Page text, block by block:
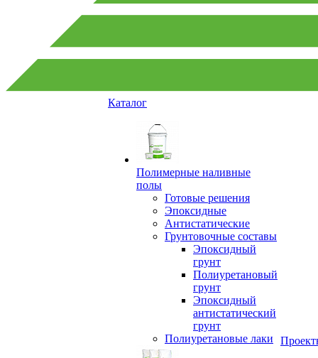
Каталог
Полимерные наливные
полы
Готовые решения
Эпоксидные
Антистатические
Грунтовочные составы
Эпоксидный
грунт
Полиуретановый
грунт
Эпоксидный
антистатический
грунт
Полиуретановые лаки